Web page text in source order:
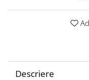
Descriere